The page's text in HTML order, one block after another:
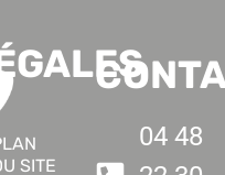
SITE
04 48